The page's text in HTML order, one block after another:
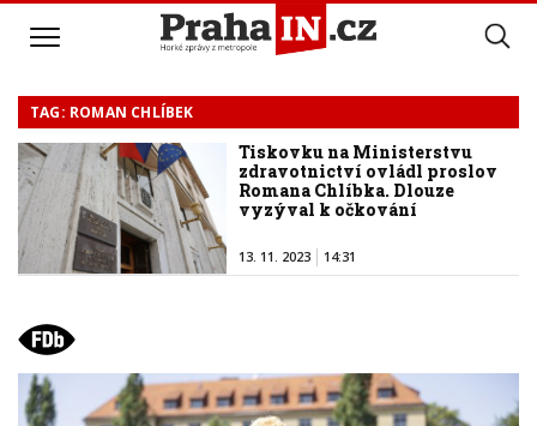
TAG: ROMAN CHLÍBEK
Tiskovku na Ministerstvu
zdravotnictví ovládl proslov
Romana Chlíbka. Dlouze
vyzýval k očkování
13. 11. 2023 14:31